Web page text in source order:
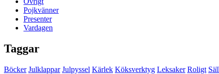
Pojkvänner
Presenter
Vardagen
Taggar
Böcker Julklappar Julpyssel Kärlek Köksverktyg Leksaker Roligt